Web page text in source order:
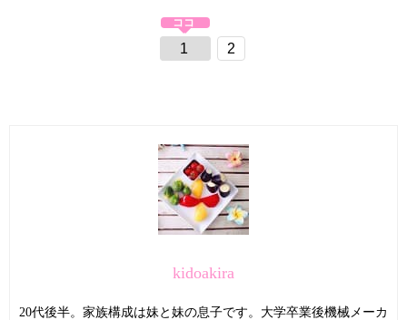
1 2
kidoakira
20代後半。家族構成は妹と妹の息子です。大学卒業後機械メーカ